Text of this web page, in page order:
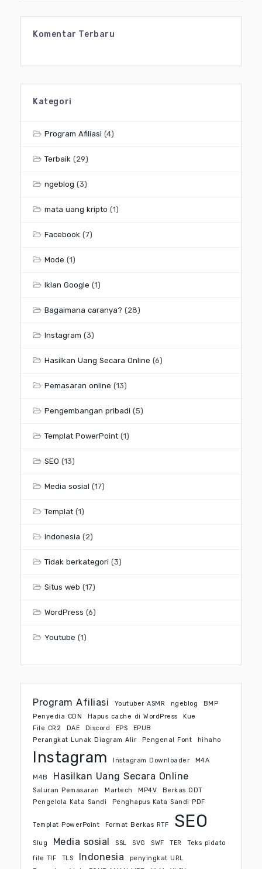
Komentar Terbaru
Kategori
Program Afiliasi (4)
Terbaik (29)
ngeblog (3)
mata uang kripto (1)
Facebook (7)
Mode (1)
Iklan Google (1)
Bagaimana caranya? (28)
Instagram (3)
Hasilkan Uang Secara Online (6)
Pemasaran online (13)
Pengembangan pribadi (5)
Templat PowerPoint (1)
SEO (13)
Media sosial (17)
Templat (1)
Indonesia (2)
Tidak berkategori (3)
Situs web (17)
WordPress (6)
Youtube (1)
Program Afiliasi Youtuber ASMR ngeblog
BMP
Penyedia CDN
Hapus cache di WordPress
Kue
File CR2
DAE Discord EPS
EPUB
Perangkat Lunak Diagram Alir
Pengenal Font hihaho
Instagram Instagram Downloader M4A
M4B Hasilkan Uang Secara Online
Saluran Pemasaran Martech MP4V
Berkas ODT
Pengelola Kata Sandi
Penghapus Kata Sandi PDF
Templat PowerPoint Format Berkas RTF SEO
Slug Media sosial SSL SVG SWF TER
Teks pidato
file TIF
TLS Indonesia
penyingkat URL